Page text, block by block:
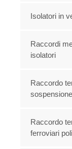
Isolatori in
Raccordi
isolatori
Raccordo
Raccordo
ferroviari